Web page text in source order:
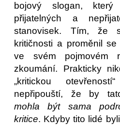
bojový slogan,
přijatelných a
stanovisek. Tím, že
kritičnosti a proměnil
ve svém pojmovém
zkoumání. Prakticky
„kritickou
nepřipouští, že by
mohla být sama
kritice. Kdyby tito lidé